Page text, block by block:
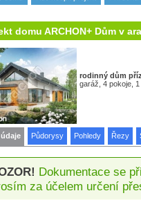
domu ARCHON+ Dům v
rodinný dům
garáž, 4 pokoje,
Půdorysy Pohledy Řezy
Dokumentace se
za účelem určení